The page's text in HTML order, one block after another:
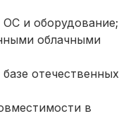
и оборудование;
облачными
отечественных
в